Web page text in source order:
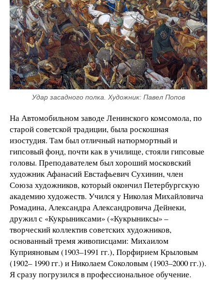
Удар засадного полка. Художник: Павел Попов
На Автомобильном заводе Ленинского комсомола, по
старой советской традиции, была роскошная
изостудия. Там был отличный натюрмортный и
гипсовый фонд, почти как в училище, стояли гипсовые
головы. Преподавателем был хороший московский
художник Афанасий Евстафьевич Сухинин, член
Союза художников, который окончил Петербургскую
академию художеств. Учился у Николая Михайловича
Ромадина, Александра Александровича Дейнеки,
дружил с «Кукрыниксами» («Кукрыниксы» –
творческий коллектив советских художников,
основанный тремя живописцами: Михаилом
Куприяновым (1903–1991 гг.), Порфирием Крыловым
(1902– 1990 гг.) и Николаем Соколовым (1903–2000 гг.)).
Я сразу погрузился в профессиональное обучение.